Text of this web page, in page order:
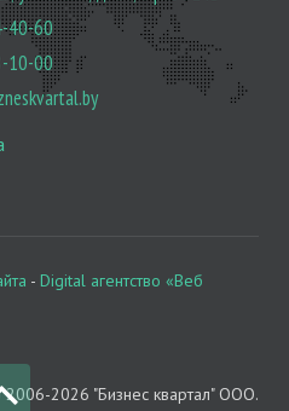
40-60
10-00
- Digital агентство «Веб
2026 "Бизнес квартал" ООО.